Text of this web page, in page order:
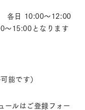
各日 10:00～12:00
15:00となります
能です）
ールはご登録フォー